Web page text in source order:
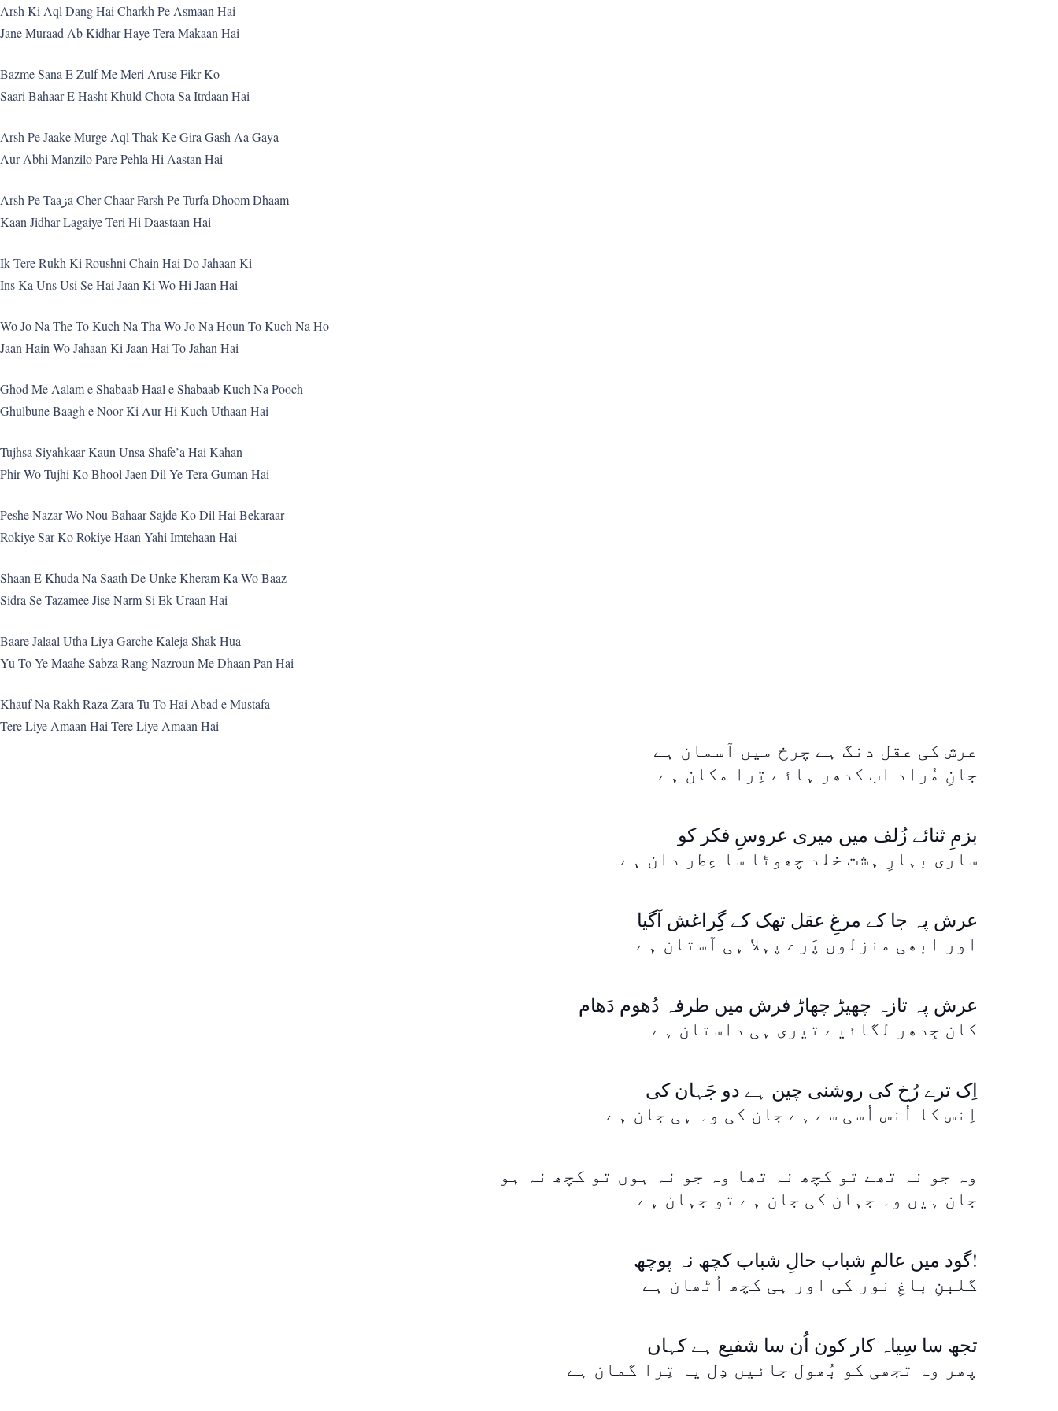
Arsh Ki Aql Dang Hai Charkh Pe Asmaan Hai
Jane Muraad Ab Kidhar Haye Tera Makaan Hai
Bazme Sana E Zulf Me Meri Aruse Fikr Ko
Saari Bahaar E Hasht Khuld Chota Sa Itrdaan Hai
Arsh Pe Jaake Murge Aql Thak Ke Gira Gash Aa Gaya
Aur Abhi Manzilo Pare Pehla Hi Aastan Hai
Arsh Pe Taaزa Cher Chaar Farsh Pe Turfa Dhoom Dhaam
Kaan Jidhar Lagaiye Teri Hi Daastaan Hai
Ik Tere Rukh Ki Roushni Chain Hai Do Jahaan Ki
Ins Ka Uns Usi Se Hai Jaan Ki Wo Hi Jaan Hai
Wo Jo Na The To Kuch Na Tha Wo Jo Na Houn To Kuch Na Ho
Jaan Hain Wo Jahaan Ki Jaan Hai To Jahan Hai
Ghod Me Aalam e Shabaab Haal e Shabaab Kuch Na Pooch
Ghulbune Baagh e Noor Ki Aur Hi Kuch Uthaan Hai
Tujhsa Siyahkaar Kaun Unsa Shafe’a Hai Kahan
Phir Wo Tujhi Ko Bhool Jaen Dil Ye Tera Guman Hai
Peshe Nazar Wo Nou Bahaar Sajde Ko Dil Hai Bekaraar
Rokiye Sar Ko Rokiye Haan Yahi Imtehaan Hai
Shaan E Khuda Na Saath De Unke Kheram Ka Wo Baaz
Sidra Se Tazamee Jise Narm Si Ek Uraan Hai
Baare Jalaal Utha Liya Garche Kaleja Shak Hua
Yu To Ye Maahe Sabza Rang Nazroun Me Dhaan Pan Hai
Khauf Na Rakh Raza Zara Tu To Hai Abad e Mustafa
Tere Liye Amaan Hai Tere Liye Amaan Hai
عرش کی عقل دنگ ہے چرخ میں آسمان ہے
جانِ مُراد اب کدھر ہائے تِرا مکان ہے
بزمِ ثنائے زُلف میں میری عروسِ فکر کو
ساری بہارِ ہشت خلد چھوٹا سا عِطر دان ہے
عرش پہ جا کے مرغِ عقل تھک کے گِراغش آگیا
اور ابھی منزلوں پَرے پہلا ہی آستان ہے
عرش پہ تازہ چھیڑ چھاڑ فرش میں طرفہ دُھوم دَھام
کان جِدھر لگائیے تیری ہی داستان ہے
اِک ترے رُخ کی روشنی چین ہے دو جَہان کی
اِنس کا اُنس اُسی سے ہے جان کی وہ ہی جان ہے
وہ جو نہ تھے تو کچھ نہ تھا وہ جو نہ ہوں تو کچھ نہ ہو
جان ہیں وہ جہان کی جان ہے تو جہان ہے
گود میں عالمِ شباب حالِ شباب کچھ نہ پوچھ!
گلبنِ باغِ نور کی اور ہی کچھ اُٹھان ہے
تجھ سا سِیاہ کار کون اُن سا شفیع ہے کہاں
پھر وہ تجھی کو بُھول جائیں دِل یہ تِرا گمان ہے